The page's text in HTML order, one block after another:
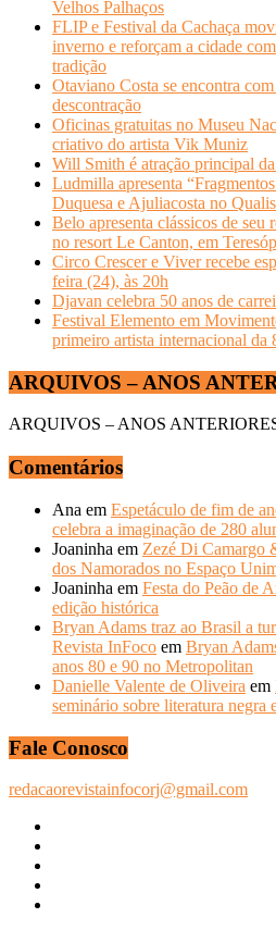
Velhos Palhaços
FLIP e Festival da Cachaça
inverno e reforçam a cidade
tradição
Otaviano Costa se encontra
descontração
Oficinas gratuitas no Museu
criativo do artista Vik Muniz
Will Smith é atração principal
Ludmilla apresenta
Duquesa e Ajuliacosta no
Belo apresenta clássicos de
no resort Le Canton, em
Circo Crescer e Viver recebe
feira (24), às 20h
Djavan celebra 50 anos de
Festival Elemento em
primeiro artista internacional da
ARQUIVOS – ANOS
ARQUIVOS – ANOS
Comentários
Ana em Espetáculo de fim de
celebra a imaginação de 280
Joaninha em Zezé Di Camargo
dos Namorados no Espaço
Joaninha em Festa do Peão de
edição histórica
Bryan Adams traz ao Brasil a
Revista InFoco em Bryan
anos 80 e 90 no Metropolitan
Danielle Valente de Oliveira em
seminário sobre literatura negra
Fale Conosco
redacaorevistainfocorj@gmail.com